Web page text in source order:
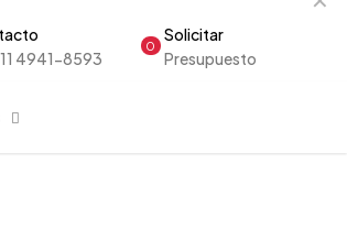
4941-8593
0
Solicitar
Presupuesto